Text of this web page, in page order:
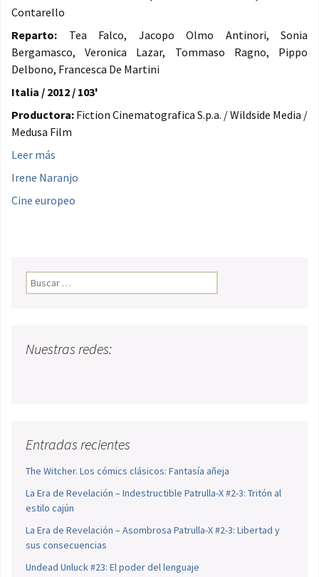
Contarello
Reparto: Tea Falco, Jacopo Olmo Antinori, Sonia
Bergamasco, Veronica Lazar, Tommaso Ragno, Pippo
Delbono, Francesca De Martini
Italia / 2012 / 103'
Productora: Fiction Cinematografica S.p.a. / Wildside Media /
Medusa Film
Leer más
Irene Naranjo
Cine europeo
Buscar:
Nuestras redes:
Entradas recientes
The Witcher. Los cómics clásicos: Fantasía añeja
La Era de Revelación – Indestructible Patrulla-X #2-3: Tritón al
estilo cajún
La Era de Revelación – Asombrosa Patrulla-X #2-3: Libertad y
sus consecuencias
Undead Unluck #23: El poder del lenguaje